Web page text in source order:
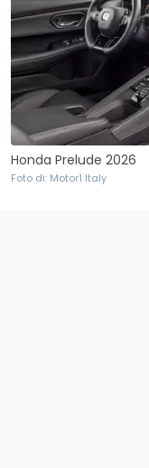
Honda Prelude 2026
Foto di: Motor1 Italy